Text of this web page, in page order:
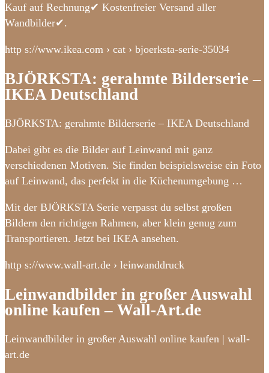
Kauf auf Rechnung✔ Kostenfreier Versand aller
Wandbilder✔.
http s://www.ikea.com › cat › bjoerksta-serie-35034
BJÖRKSTA: gerahmte Bilderserie –
IKEA Deutschland
BJÖRKSTA: gerahmte Bilderserie – IKEA Deutschland
Dabei gibt es die Bilder auf Leinwand mit ganz
verschiedenen Motiven. Sie finden beispielsweise ein Foto
auf Leinwand, das perfekt in die Küchenumgebung …
Mit der BJÖRKSTA Serie verpasst du selbst großen
Bildern den richtigen Rahmen, aber klein genug zum
Transportieren. Jetzt bei IKEA ansehen.
http s://www.wall-art.de › leinwanddruck
Leinwandbilder in großer Auswahl
online kaufen – Wall-Art.de
Leinwandbilder in großer Auswahl online kaufen | wall-
art.de